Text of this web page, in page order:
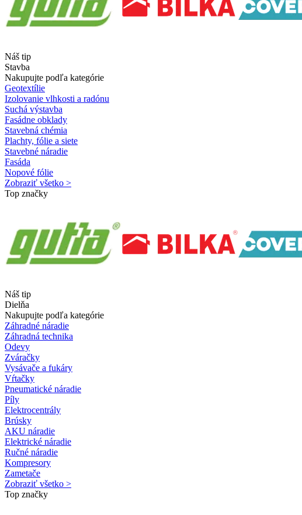
Náš tip
Stavba
Nakupujte podľa kategórie
Geotextílie
Izolovanie vlhkosti a radónu
Suchá výstavba
Fasádne obklady
Stavebná chémia
Plachty, fólie a siete
Stavebné náradie
Fasáda
Nopové fólie
Zobraziť všetko >
Top značky
Náš tip
Dielňa
Nakupujte podľa kategórie
Záhradné náradie
Záhradná technika
Odevy
Zváračky
Vysávače a fukáry
Vŕtačky
Pneumatické náradie
Píly
Elektrocentrály
Brúsky
AKU náradie
Elektrické náradie
Ručné náradie
Kompresory
Zametače
Zobraziť všetko >
Top značky